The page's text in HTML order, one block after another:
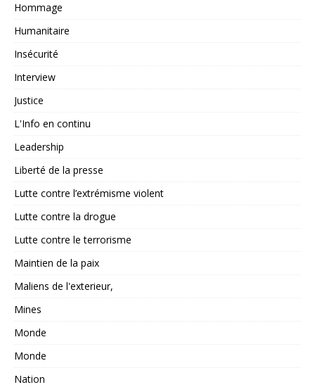
Hommage
Humanitaire
Insécurité
Interview
Justice
L'Info en continu
Leadership
Liberté de la presse
Lutte contre l’extrémisme violent
Lutte contre la drogue
Lutte contre le terrorisme
Maintien de la paix
Maliens de l'exterieur,
Mines
Monde
Monde
Nation